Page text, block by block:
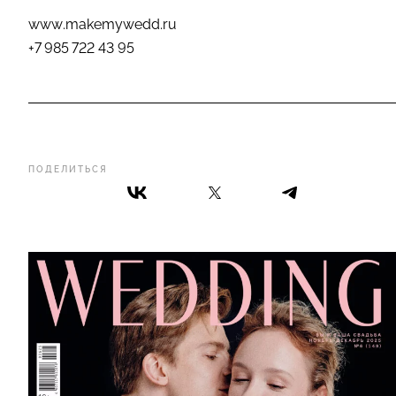
ПОДЕЛИТЬСЯ
www.makemywedd.ru
+7 985 722 43 95